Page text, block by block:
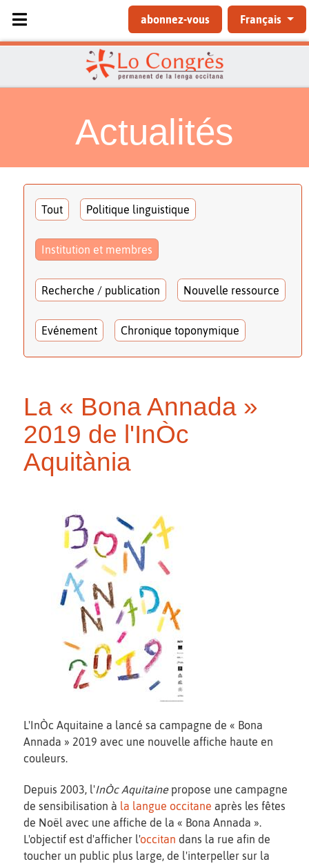
Sélectionnez votre langue
abonnez-vous Français
Actualités
Tout Politique linguistique
Institution et membres
Recherche / publication Nouvelle ressource
Evénement Chronique toponymique
La « Bona Annada »
2019 de l'InÒc
Aquitània
L'InÒc Aquitaine a lancé sa campagne de « Bona
Annada » 2019 avec une nouvelle affiche haute en
couleurs.
Depuis 2003, l'InÒc Aquitainepropose une campagne
de sensibilisation à la langue occitane après les fêtes
de Noël avec une affiche de la « Bona Annada ».
L'objectif est d'afficher l'occitan dans la rue afin de
toucher un public plus large, de l'interpeller sur la